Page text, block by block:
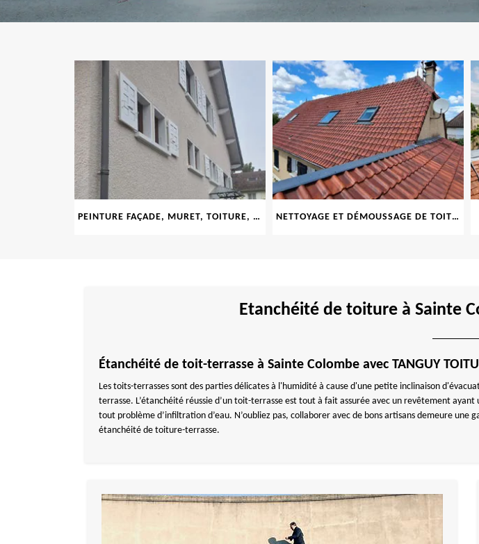
PEINTURE FAÇADE, MURET, TOITURE, BOISERIE, FERRONERIE, GOUTTIÈRE 69 NETTOYAGE ET DÉMOUSSAGE DE TOITURE ET FAÇADE 69
Etanchéité de toiture à Sainte
Étanchéité de toit-terrasse à Sainte Colombe avec TANGUY
Les toits-terrasses sont des parties délicates à l'humidité à cause d'une petite inclinaison
terrasse. L’étanchéité réussie d’un toit-terrasse est tout à fait assurée avec un revêtement
tout problème d’infiltration d’eau. N’oubliez pas, collaborer avec de bons artisans demeure
étanchéité de toiture-terrasse.